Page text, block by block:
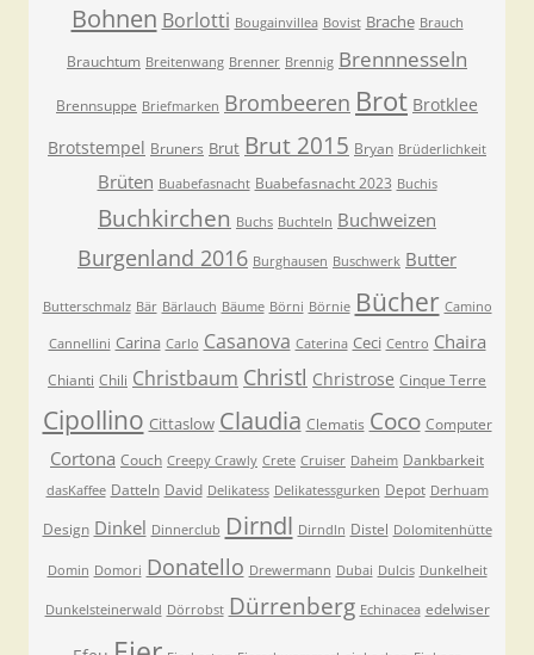
Bohnen Borlotti Bougainvillea Bovist Brache Brauch
Brauchtum Breitenwang Brenner Brennig Brennnesseln
Brennsuppe Briefmarken Brombeeren Brot Brotklee
Brotstempel Bruners Brut Brut 2015 Bryan Brüderlichkeit
Brüten Buabefasnacht Buabefasnacht 2023 Buchis
Buchkirchen Buchs Buchteln Buchweizen
Burgenland 2016 Burghausen Buschwerk Butter
Butterschmalz Bär Bärlauch Bäume Börni Börnie Bücher Camino
Cannellini Carina Carlo Casanova Caterina Ceci Centro Chaira
Chianti Chili Christbaum Christl Christrose Cinque Terre
Cipollino Cittaslow Claudia Clematis Coco Computer
Cortona Couch Creepy Crawly Crete Cruiser Daheim Dankbarkeit
dasKaffee Datteln David Delikatess Delikatessgurken Depot Derhuam
Design Dinkel Dinnerclub Dirndl Dirndln Distel Dolomitenhütte
Domin Domori Donatello Drewermann Dubai Dulcis Dunkelheit
Dunkelsteinerwald Dörrobst Dürrenberg Echinacea edelwiser